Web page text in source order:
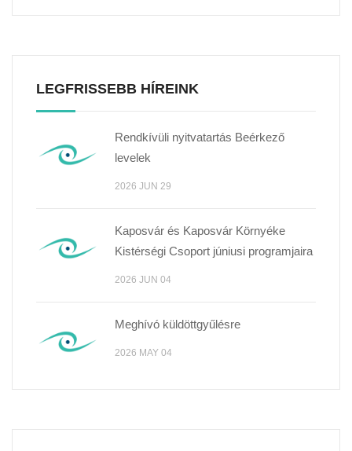
LEGFRISSEBB HÍREINK
Rendkívüli nyitvatartás Beérkező
levelek
2026 JUN 29
Kaposvár és Kaposvár Környéke
Kistérségi Csoport júniusi programjaira
2026 JUN 04
Meghívó küldöttgyűlésre
2026 MAY 04